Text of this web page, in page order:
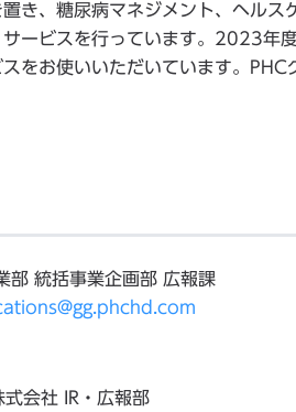
き、糖尿病マネジメント、ヘル
サービスを行っています。2023
をお使いいただいています。
部 統括事業企画部 広報課
会社 IR・広報部